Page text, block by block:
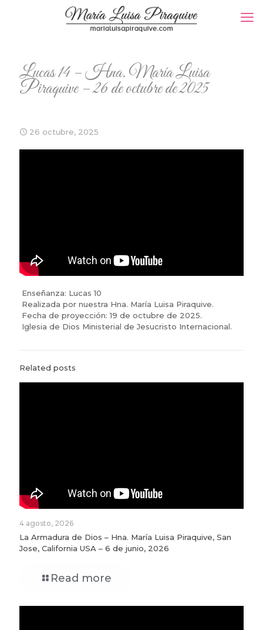
Lucas 14 – Hna. María Luisa
Piraquive – 26 de octubre de 2025
26 octubre, 2025
Enseñanza: Lucas 10
Realizada por nuestra Hna. María Luisa Piraquive.
Fecha de proyección: 19 de octubre de 2025.
Iglesia de Dios Ministerial de Jesucristo Internacional.
Related posts
4 agosto, 2026
La Armadura de Dios – Hna. María Luisa Piraquive, San
Jose, California USA – 6 de junio, 2026
Read more